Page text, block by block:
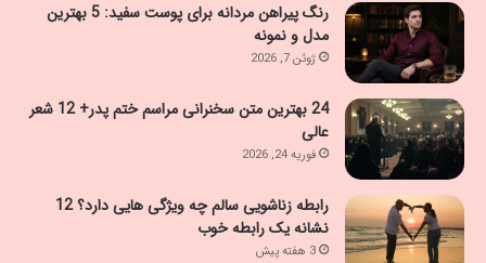
رنگ پیراهن مردانه برای پوست سفید: 5 بهترین
مدل و نمونه
ژوئن 7, 2026
24 بهترین متن سخنرانی مراسم ختم پدر+ 12 شعر
عالی
فوریه 24, 2026
رابطه زناشویی سالم چه ویژگی هایی دارد؟ 12
نشانه یک رابطه خوب
3 هفته پیش